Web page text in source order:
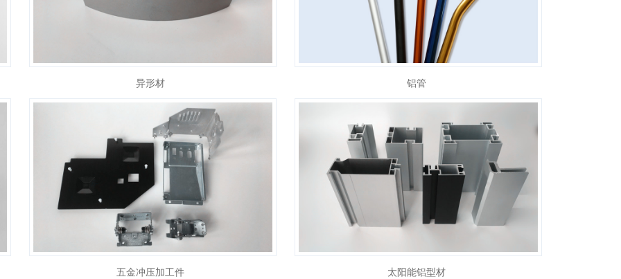
异形材 铝管
五金冲压加工件 太阳能铝型材